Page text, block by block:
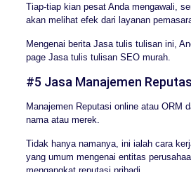
Tiap-tiap kian pesat Anda mengawali,
akan melihat efek dari layanan
Mengenai berita Jasa tulis tulisan ini,
page Jasa tulis tulisan SEO murah.
#5 Jasa Manajemen
Manajemen Reputasi online atau ORM
nama atau merek.
Tidak hanya namanya, ini ialah cara
yang umum mengenai entitas